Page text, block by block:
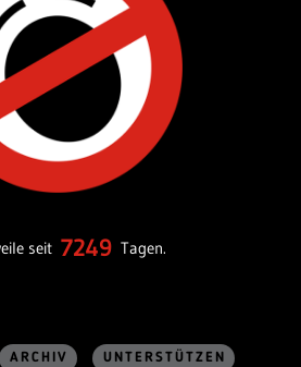
seit 7249 Tagen.
ARCHIV UNTERSTÜTZEN